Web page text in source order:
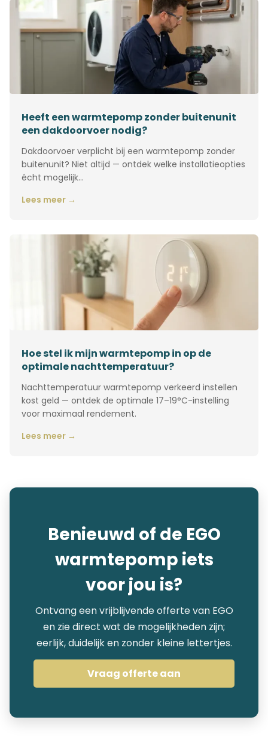
Heeft een warmtepomp zonder buitenunit
een dakdoorvoer nodig?
Dakdoorvoer verplicht bij een warmtepomp zonder
buitenunit? Niet altijd — ontdek welke installatieopties
écht mogelijk…
Lees meer →
Hoe stel ik mijn warmtepomp in op de
optimale nachttemperatuur?
Nachttemperatuur warmtepomp verkeerd instellen
kost geld — ontdek de optimale 17–19°C-instelling
voor maximaal rendement.
Lees meer →
Benieuwd of de EGO
warmtepomp iets
voor jou is?
Ontvang een vrijblijvende offerte van EGO
en zie direct wat de mogelijkheden zijn;
eerlijk, duidelijk en zonder kleine lettertjes.
Vraag offerte aan